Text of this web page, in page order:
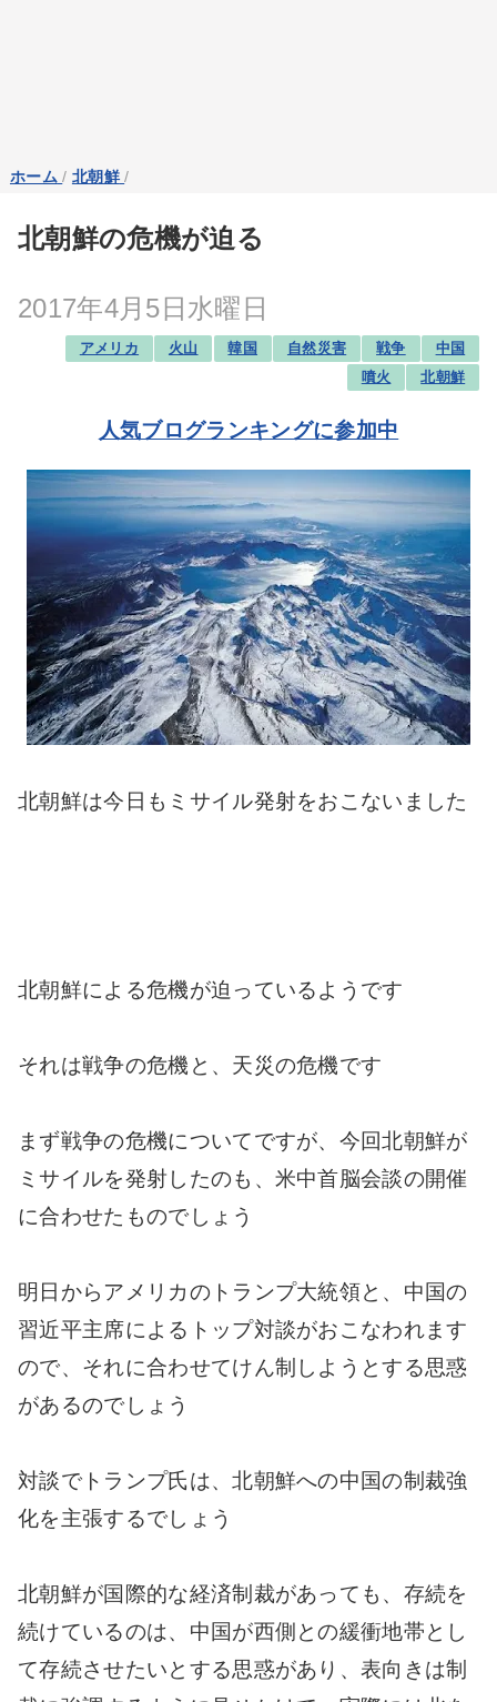
ホーム / 北朝鮮 /
北朝鮮の危機が迫る
2017年4月5日水曜日
アメリカ 火山 韓国 自然災害 戦争
中国
噴火
北朝鮮
人気ブログランキングに参加中
北朝鮮は今日もミサイル発射をおこないました
北朝鮮による危機が迫っているようです
それは戦争の危機と、天災の危機です
まず戦争の危機についてですが、今回北朝鮮が
ミサイルを発射したのも、米中首脳会談の開催
に合わせたものでしょう
明日からアメリカのトランプ大統領と、中国の
習近平主席によるトップ対談がおこなわれます
ので、それに合わせてけん制しようとする思惑
があるのでしょう
対談でトランプ氏は、北朝鮮への中国の制裁強
化を主張するでしょう
北朝鮮が国際的な経済制裁があっても、存続を
続けているのは、中国が西側との緩衝地帯とし
て存続させたいとする思惑があり、表向きは制